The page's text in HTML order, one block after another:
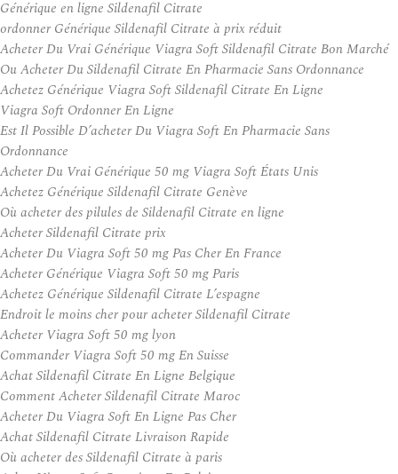
Générique en ligne Sildenafil Citrate
ordonner Générique Sildenafil Citrate à prix réduit
Acheter Du Vrai Générique Viagra Soft Sildenafil Citrate Bon Marché
Ou Acheter Du Sildenafil Citrate En Pharmacie Sans Ordonnance
Achetez Générique Viagra Soft Sildenafil Citrate En Ligne
Viagra Soft Ordonner En Ligne
Est Il Possible D’acheter Du Viagra Soft En Pharmacie Sans
Ordonnance
Acheter Du Vrai Générique 50 mg Viagra Soft États Unis
Achetez Générique Sildenafil Citrate Genève
Où acheter des pilules de Sildenafil Citrate en ligne
Acheter Sildenafil Citrate prix
Acheter Du Viagra Soft 50 mg Pas Cher En France
Acheter Générique Viagra Soft 50 mg Paris
Achetez Générique Sildenafil Citrate L’espagne
Endroit le moins cher pour acheter Sildenafil Citrate
Acheter Viagra Soft 50 mg lyon
Commander Viagra Soft 50 mg En Suisse
Achat Sildenafil Citrate En Ligne Belgique
Comment Acheter Sildenafil Citrate Maroc
Acheter Du Viagra Soft En Ligne Pas Cher
Achat Sildenafil Citrate Livraison Rapide
Où acheter des Sildenafil Citrate à paris